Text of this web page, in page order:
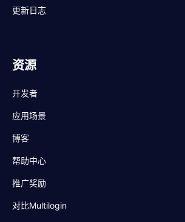
更新日志
资源
开发者
应用场景
博客
帮助中心
推广奖励
对比Multilogin